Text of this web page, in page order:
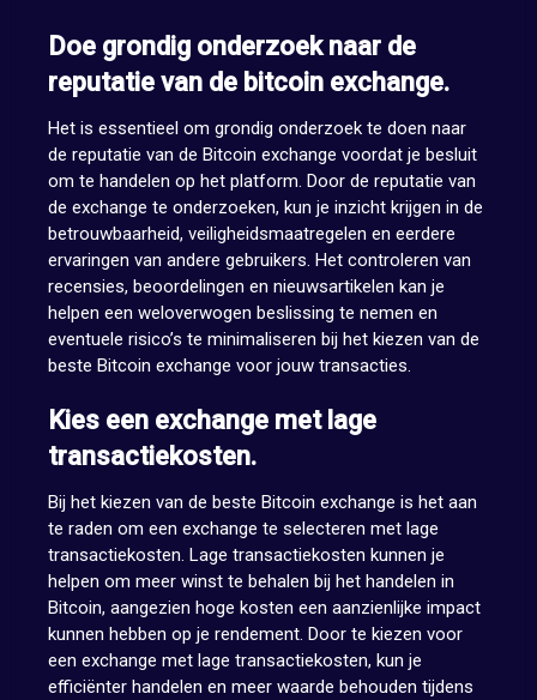
Doe grondig onderzoek naar de
reputatie van de bitcoin exchange.
Het is essentieel om grondig onderzoek te doen naar
de reputatie van de Bitcoin exchange voordat je besluit
om te handelen op het platform. Door de reputatie van
de exchange te onderzoeken, kun je inzicht krijgen in de
betrouwbaarheid, veiligheidsmaatregelen en eerdere
ervaringen van andere gebruikers. Het controleren van
recensies, beoordelingen en nieuwsartikelen kan je
helpen een weloverwogen beslissing te nemen en
eventuele risico’s te minimaliseren bij het kiezen van de
beste Bitcoin exchange voor jouw transacties.
Kies een exchange met lage
transactiekosten.
Bij het kiezen van de beste Bitcoin exchange is het aan
te raden om een exchange te selecteren met lage
transactiekosten. Lage transactiekosten kunnen je
helpen om meer winst te behalen bij het handelen in
Bitcoin, aangezien hoge kosten een aanzienlijke impact
kunnen hebben op je rendement. Door te kiezen voor
een exchange met lage transactiekosten, kun je
efficiënter handelen en meer waarde behouden tijdens